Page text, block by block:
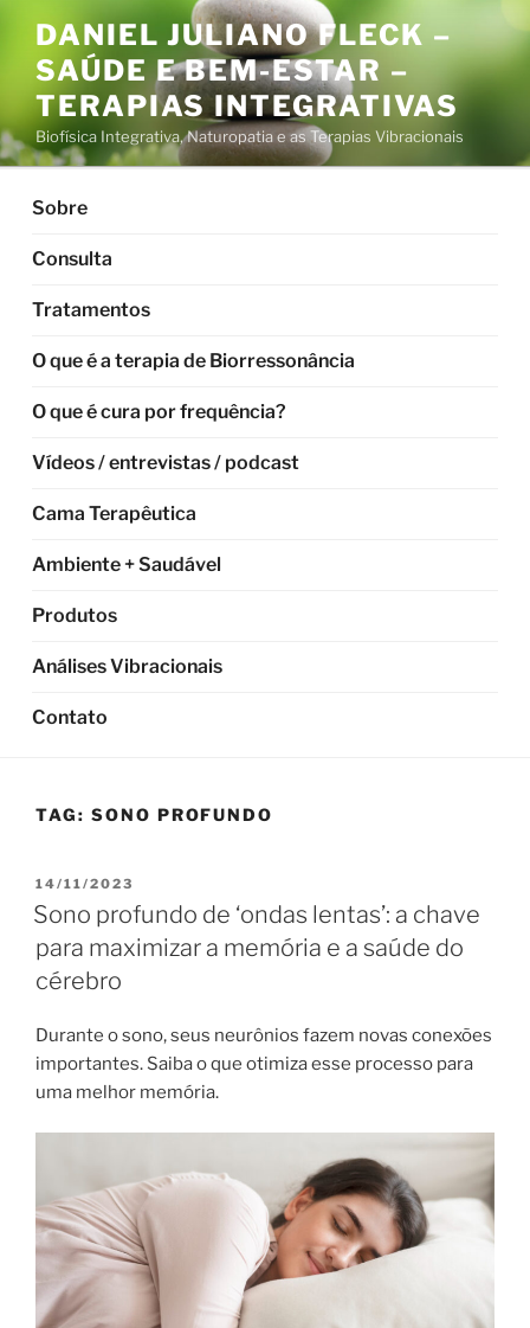
conteúdo
DANIEL JULIANO FLECK –
SAÚDE E BEM-ESTAR –
TERAPIAS INTEGRATIVAS
Biofísica Integrativa, Naturopatia e as Terapias Vibracionais
Sobre
Consulta
Tratamentos
O que é a terapia de Biorressonância
O que é cura por frequência?
Vídeos / entrevistas / podcast
Cama Terapêutica
Ambiente + Saudável
Produtos
Análises Vibracionais
Contato
TAG: SONO PROFUNDO
PUBLICADO
EM
14/11/2023
Sono profundo de ‘ondas lentas’: a chave
para maximizar a memória e a saúde do
cérebro
Durante o sono, seus neurônios fazem novas conexões
importantes. Saiba o que otimiza esse processo para
uma melhor memória.